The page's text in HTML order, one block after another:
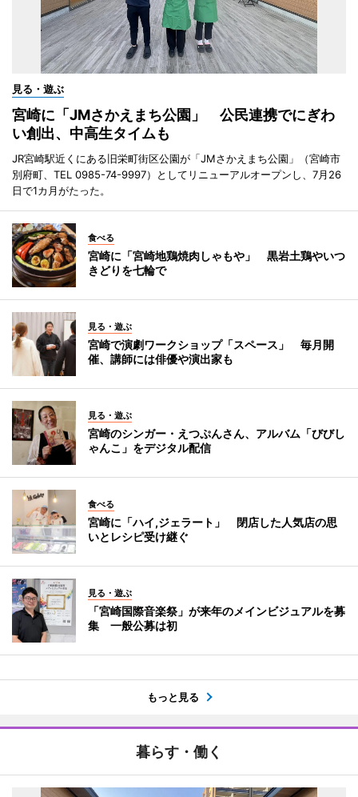
見る・遊ぶ
宮崎に「JMさかえまち公園」 公民連携でにぎわ
い創出、中高生タイムも
JR宮崎駅近くにある旧栄町街区公園が「JMさかえまち公園」（宮崎市
別府町、TEL 0985-74-9997）としてリニューアルオープンし、7月26
日で1カ月がたった。
食べる
宮崎に「宮崎地鶏焼肉しゃもや」 黒岩土鶏やいつ
きどりを七輪で
見る・遊ぶ
宮崎で演劇ワークショップ「スペース」 毎月開
催、講師には俳優や演出家も
見る・遊ぶ
宮崎のシンガー・えつぷんさん、アルバム「びびし
ゃんこ」をデジタル配信
食べる
宮崎に「ハイ,ジェラート」 閉店した人気店の思
いとレシピ受け継ぐ
見る・遊ぶ
「宮崎国際音楽祭」が来年のメインビジュアルを募
集 一般公募は初
もっと見る
暮らす・働く